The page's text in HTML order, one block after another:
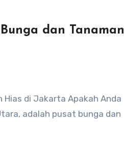
dan Tanaman
Hias di Jakarta Apakah Anda
adalah pusat bunga dan